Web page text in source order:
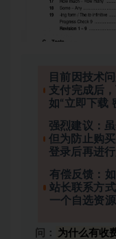
目前因技术
支付完成后
如“立即下载
强烈建议：
但为防止购
登录后再进
有偿反馈：
站长联系方
一个自选资源
问：
为什么有收